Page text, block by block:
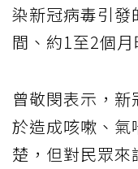
染新冠病毒引發
間、約1至2個月
曾敬閔表示，
於造成咳嗽、氣
楚，但對民眾